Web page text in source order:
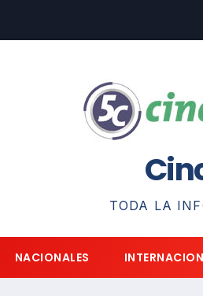
TODA LA
NACIONALES